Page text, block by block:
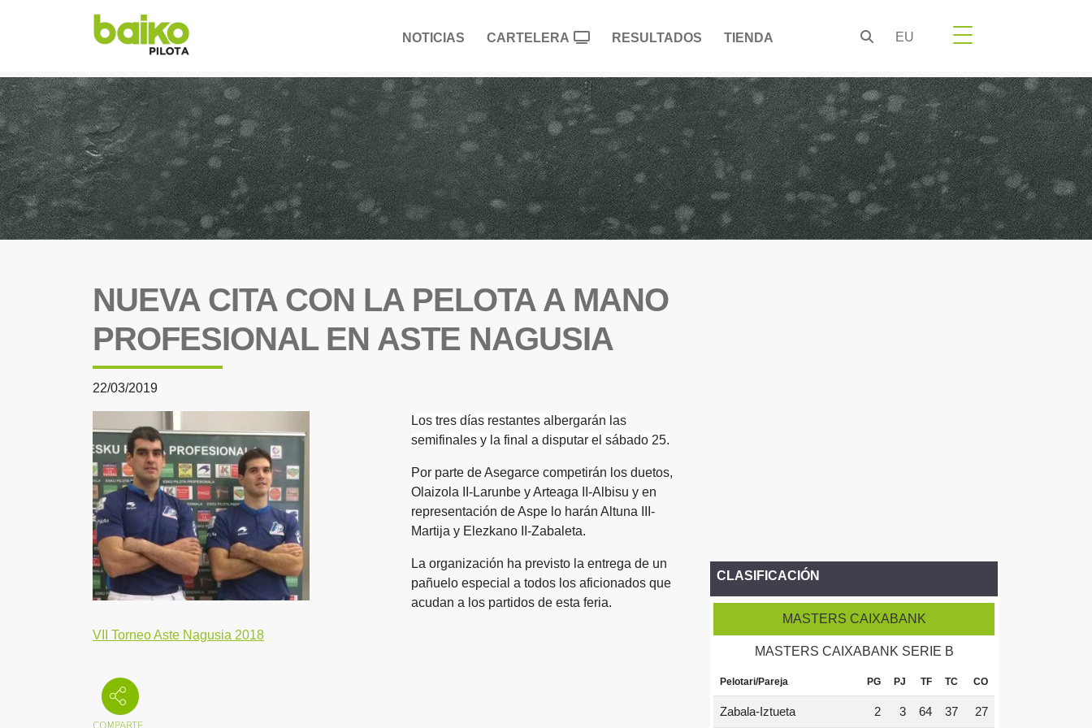
NOTICIAS CARTELERA RESULTADOS TIENDA EU
NUEVA CITA CON LA PELOTA A MANO
PROFESIONAL EN ASTE NAGUSIA
22/03/2019
Los tres días restantes albergarán las
semifinales y la final a disputar el sábado 25.
Por parte de Asegarce competirán los duetos,
Olaizola II-Larunbe y Arteaga II-Albisu y en
representación de Aspe lo harán Altuna III-
Martija y Elezkano II-Zabaleta.
La organización ha previsto la entrega de un
pañuelo especial a todos los aficionados que
acudan a los partidos de esta feria.
VII Torneo Aste Nagusia 2018
CLASIFICACIÓN
MASTERS CAIXABANK
MASTERS CAIXABANK SERIE B
Pelotari/Pareja PG PJ TF TC CO
Zabala-Iztueta 2 3 64 37 27